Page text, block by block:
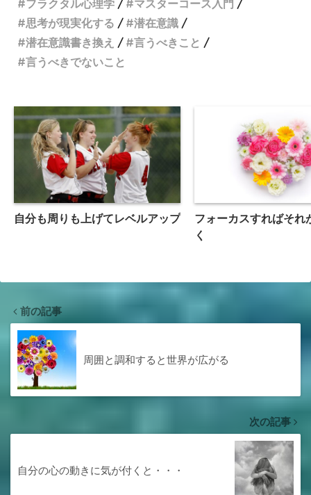
フラクタル心理学
マスターコース入門
思考が現実化する
潜在意識
潜在意識書き換え
言うべきこと
言うべきでないこと
自分も周りも上げてレベルアップ
フォーカスすればそれ
く
前の記事
周囲と調和すると世界が広がる
次の記事
自分の心の動きに気が付くと・・・